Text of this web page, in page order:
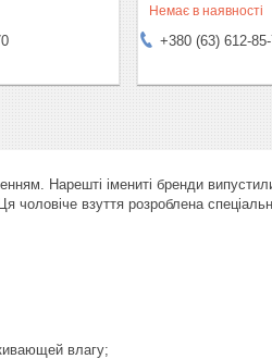
Немає в наявності
+380 (63) 612-
Нарешті імениті бренди випустили
взуття розроблена
влагу;